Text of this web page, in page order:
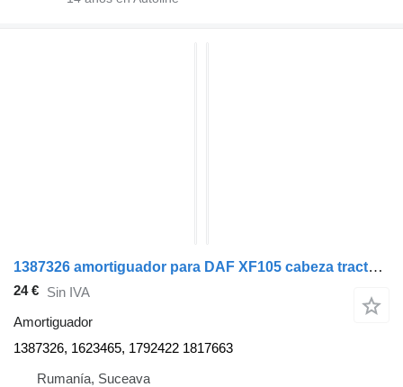
1387326 amortiguador para DAF XF105 cabeza tractora
24 € Sin IVA
Amortiguador
1387326, 1623465, 1792422 1817663
Rumanía, Suceava